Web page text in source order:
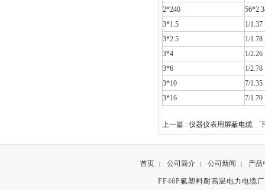
2*240
3*1.5
1/1.37
3*2.5
1/1.78
3*4
1/2.26
3*6
1/2.78
3*10
7/1.35
3*16
7/1.70
上一篇 : 仪器仪表用屏蔽电缆
首页 公司简介 公司新闻 产品
FF46P氟塑料耐高温电力电缆